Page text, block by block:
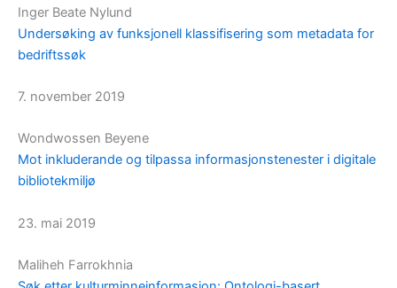
Inger Beate Nylund
Undersøking av funksjonell klassifisering som metadata for
bedriftssøk
7. november 2019
Wondwossen Beyene
Mot inkluderande og tilpassa informasjonstenester i digitale
bibliotekmiljø
23. mai 2019
Maliheh Farrokhnia